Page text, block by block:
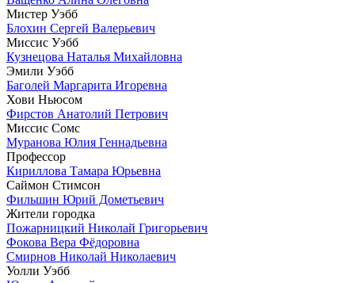
Мистер Уэбб
Блохин Сергей Валерьевич
Миссис Уэбб
Кузнецова Наталья Михайловна
Эмили Уэбб
Баголей Маргарита Игоревна
Хови Ньюсом
Фирстов Анатолий Петрович
Миссис Сомс
Муранова Юлия Геннадьевна
Профессор
Кириллова Тамара Юрьевна
Саймон Стимсон
Фильшин Юрий Дометьевич
Жители городка
Пожарницкий Николай Григорьевич
Фокова Вера Фёдоровна
Смирнов Николай Николаевич
Уолли Уэбб